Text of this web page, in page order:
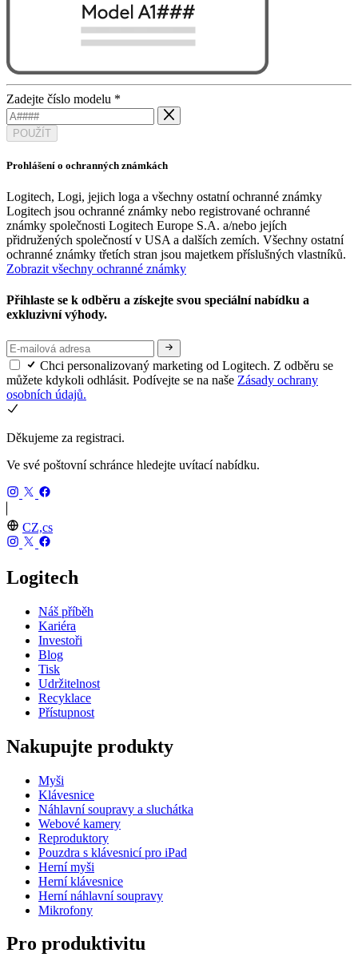
Zadejte číslo modelu *
POUŽÍT
Prohlášení o ochranných známkách
Logitech, Logi, jejich loga a všechny ostatní ochranné známky
Logitech jsou ochranné známky nebo registrované ochranné
známky společnosti Logitech Europe S.A. a/nebo jejích
přidružených společností v USA a dalších zemích. Všechny ostatní
ochranné známky třetích stran jsou majetkem příslušných vlastníků.
Zobrazit všechny ochranné známky
Přihlaste se k odběru a získejte svou speciální nabídku a
exkluzivní výhody.
Chci personalizovaný marketing od Logitech. Z odběru se
můžete kdykoli odhlásit. Podívejte se na naše Zásady ochrany
osobních údajů.
Děkujeme za registraci.
Ve své poštovní schránce hledejte uvítací nabídku.
CZ,cs
Logitech
Náš příběh
Kariéra
Investoři
Blog
Tisk
Udržitelnost
Recyklace
Přístupnost
Nakupujte produkty
Myši
Klávesnice
Náhlavní soupravy a sluchátka
Webové kamery
Reproduktory
Pouzdra s klávesnicí pro iPad
Herní myši
Herní klávesnice
Herní náhlavní soupravy
Mikrofony
Pro produktivitu